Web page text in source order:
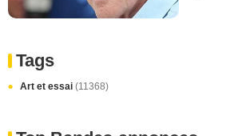
Tags
Art et essai (11368)